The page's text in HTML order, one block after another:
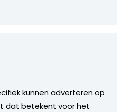
kunnen adverteren op
dat betekent voor het